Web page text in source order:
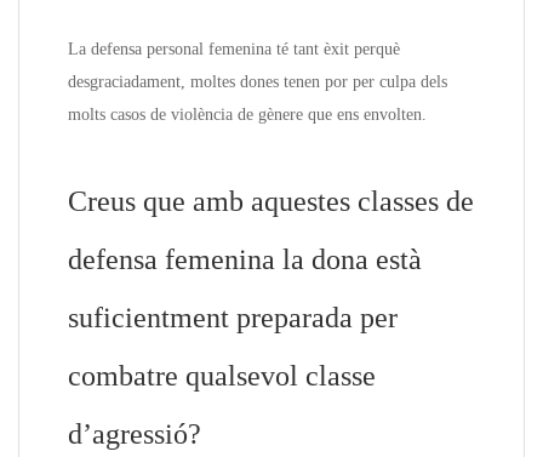
La defensa personal femenina té tant èxit perquè
desgraciadament, moltes dones tenen por per culpa dels
molts casos de violència de gènere que ens envolten.
Creus que amb aquestes classes de
defensa femenina la dona està
suficientment preparada per
combatre qualsevol classe
d’agressió?